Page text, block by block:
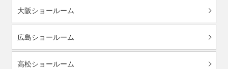
大阪ショールーム
広島ショールーム
高松ショールーム